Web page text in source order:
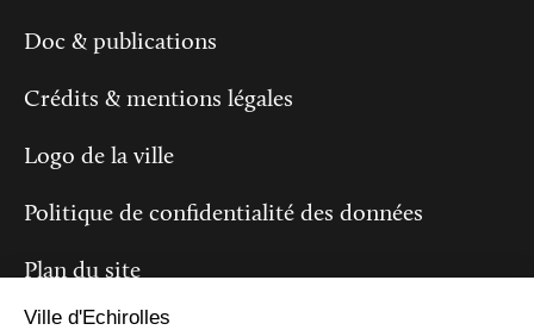
Doc & publications
Crédits & mentions légales
Logo de la ville
Politique de confidentialité des données
Plan du site
Ville d'Echirolles